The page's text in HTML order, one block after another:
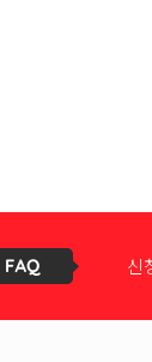
결